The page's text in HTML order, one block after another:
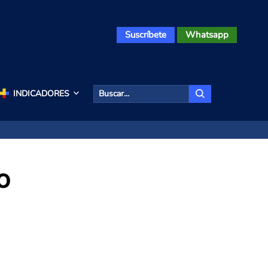
Suscríbete Whatsapp
INDICADORES